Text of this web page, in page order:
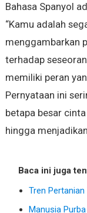
Bahasa Spanyol
“Kamu adalah
menggambarkan
terhadap
memiliki peran
Pernyataan ini
betapa besar
hingga
Baca ini juga
Tren
Manusia